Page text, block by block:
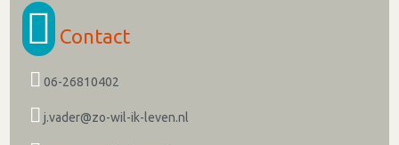
Contact
06-26810402
j.vader@zo-wil-ik-leven.nl